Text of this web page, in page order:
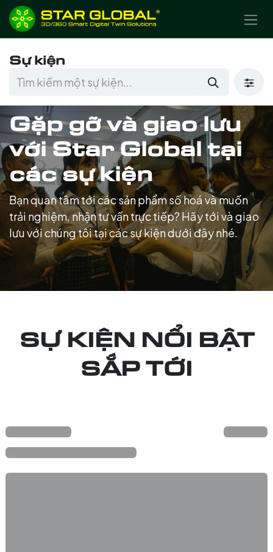
BỎ QUA ĐỂ ĐẾN NỘI DUNG
Sự kiện
Gặp gỡ và giao lưu
với Star Global tại
các sự kiện
Bạn quan tâm tới các sản phẩm số hoá và muốn
trải nghiệm, nhận tư vấn trực tiếp? Hãy tới và giao
lưu với chúng tôi tại các sự kiện dưới đây nhé.
SỰ KIỆN NỔI BẬT
SẮP TỚI